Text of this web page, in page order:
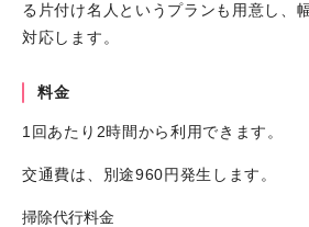
る片付け名人というプランも用意し、
対応します。
料金
1回あたり2時間から利用できます。
交通費は、別途960円発生します。
掃除代行料金